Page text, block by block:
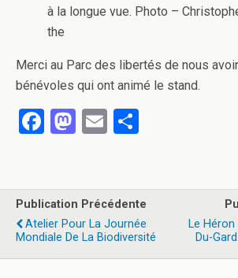
à la longue vue. Photo –
the
Merci au Parc des libertés de nous
bénévoles qui ont animé le stand.
F
b
o
o
M
o
d
o
E
g
er
Publication Précédente
Atelier Pour La Journée
Mondiale De La Biodiversité
Le Héron
Du-